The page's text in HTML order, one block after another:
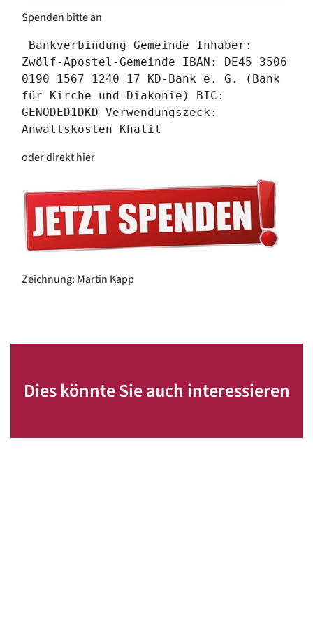
Spenden bitte an
Zwölf-Apostel-Gemeinde IBAN: DE45 3506
0190 1567 1240 17 KD-Bank e. G. (Bank
für Kirche und Diakonie) BIC:
GENODED1DKD Verwendungszeck:
Anwaltskosten Khalil
oder direkt hier
Zeichnung: Martin Kapp
Dies könnte Sie auch interessieren